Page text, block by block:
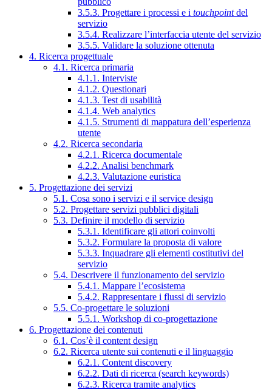
3.5.3. Progettare i processi e i touchpointdel
servizio
3.5.4. Realizzare l’interfaccia utente del servizio
3.5.5. Validare la soluzione ottenuta
4. Ricerca progettuale
4.1. Ricerca primaria
4.1.1. Interviste
4.1.2. Questionari
4.1.3. Test di usabilità
4.1.4. Web analytics
4.1.5. Strumenti di mappatura dell’esperienza
utente
4.2. Ricerca secondaria
4.2.1. Ricerca documentale
4.2.2. Analisi benchmark
4.2.3. Valutazione euristica
5. Progettazione dei servizi
5.1. Cosa sono i servizi e il service design
5.2. Progettare servizi pubblici digitali
5.3. Definire il modello di servizio
5.3.1. Identificare gli attori coinvolti
5.3.2. Formulare la proposta di valore
5.3.3. Inquadrare gli elementi costitutivi del
servizio
5.4. Descrivere il funzionamento del servizio
5.4.1. Mappare l’ecosistema
5.4.2. Rappresentare i flussi di servizio
5.5. Co-progettare le soluzioni
5.5.1. Workshop di co-progettazione
6. Progettazione dei contenuti
6.1. Cos’è il content design
6.2. Ricerca utente sui contenuti e il linguaggio
6.2.1. Content discovery
6.2.2. Dati di ricerca (search keywords)
6.2.3. Ricerca tramite analytics